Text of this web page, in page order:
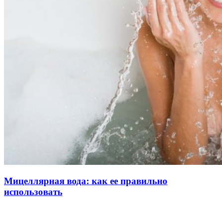
Мицеллярная вода: как ее правильно
использовать